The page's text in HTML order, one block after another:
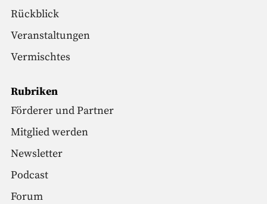
Rückblick
Veranstaltungen
Vermischtes
Rubriken
Förderer und Partner
Mitglied werden
Newsletter
Podcast
Forum